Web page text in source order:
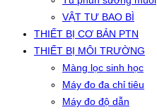
VẬT TƯ BAO BÌ
THIẾT BỊ CƠ BẢN PTN
THIẾT BỊ MÔI TRƯỜNG
Màng lọc sinh học
Máy đo đa chỉ tiêu
Máy đo độ dẫn